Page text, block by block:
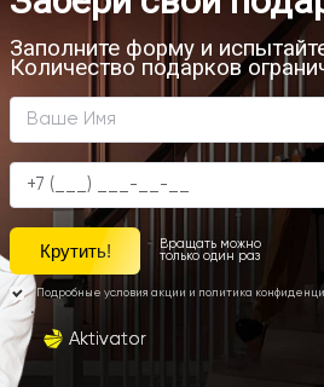
Балашиха, Ногинск,
Королёв, Монино,
до 45 км. от склада).
расположенные в районе
области, располагающиеся далее
шоссе)\КАД
по тарифам нашего дилера в
менеджером интернет-